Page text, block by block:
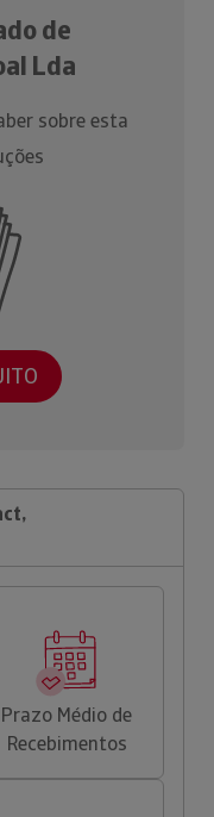
de
Lda
sobre esta
Prazo Médio de
Recebimentos